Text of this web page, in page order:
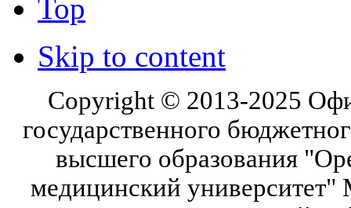
Top
Skip to content
Copyright © 2013-2025
государственного
высшего образования
медицинский университет"